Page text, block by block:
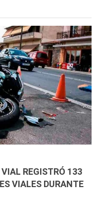
VIAL REGISTRÓ 133
VIALES DURANTE